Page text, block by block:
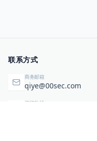
联系方式
商务邮箱
qiye@00sec.com
咨询热线